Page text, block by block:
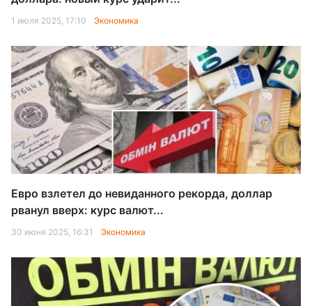
1 июля 2025, 17:10 Экономика
Евро взлетел до невиданного рекорда, доллар
рванул вверх: курс валют...
30 июня 2025, 16:31 Экономика